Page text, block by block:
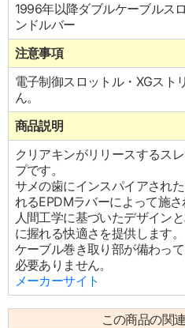
1996年以降ダブルケーブルス
ンドルバー
注意事項
電子制御スロットル・XGスト
ん。
商品説明
クリアキンがリリースするス
プです。
サメの歯にインスパイアされ
れるEPDMラバーによって施さ
人間工学に基づいたデザイン
に握れる快適さを提供します。
ケーブル巻き取り部が備わっ
必要ありません。
メーカーサイト
この商品の関